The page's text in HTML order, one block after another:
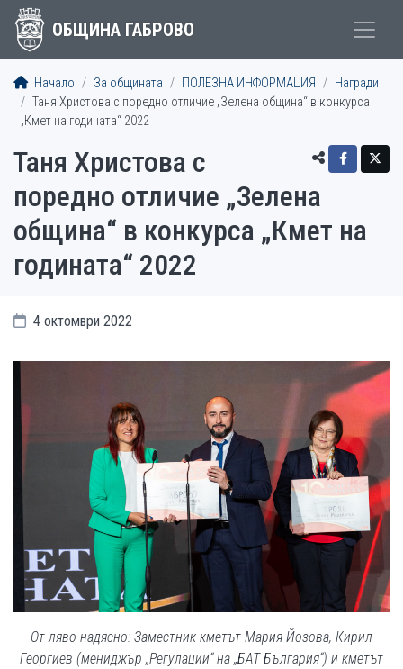
ОБЩИНА ГАБРОВО
Начало За общината ПОЛЕЗНА ИНФОРМАЦИЯ
Награди
Таня Христова с поредно отличие „Зелена община“ в конкурса
„Кмет на годината“ 2022
Таня Христова с
поредно отличие „Зелена
община“ в конкурса „Кмет на
годината“ 2022
4 октомври 2022
От ляво надясно: Заместник-кметът Мария Йозова, Кирил
Георгиев (мениджър „Регулации“ на „БАТ България“) и кметът